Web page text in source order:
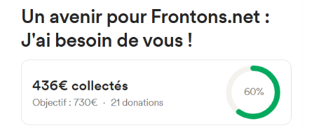
AÑADIR UN FRONTÓN
31241 Igúzquiza, Navarra
Calle las Piscinas 10 España